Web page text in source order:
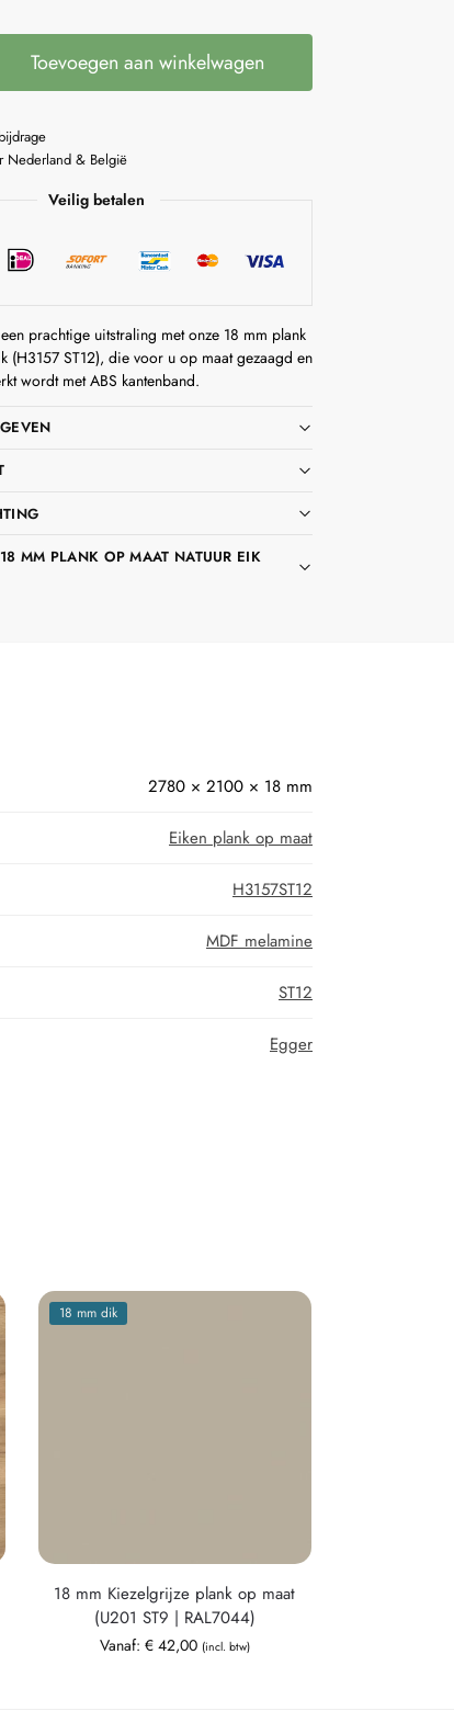
Toevoegen aan winkelwagen
Nederland & België
Veilig betalen
prachtige uitstraling met onze 18 mm plank
(H3157 ST12), die voor u op maat gezaagd en
wordt met ABS kantenband.
MM PLANK OP MAAT NATUUR EIK
2780 × 2100 × 18 mm
Eiken plank op maat
H3157ST12
MDF melamine
ST12
Egger
18 mm dik
18 mm Kiezelgrijze plank op maat
(U201 ST9 | RAL7044)
Vanaf: €42,00 (incl. btw)